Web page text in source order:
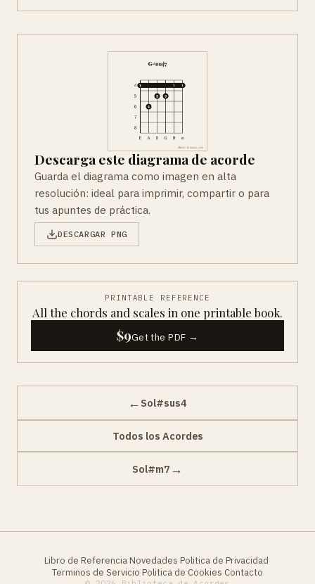
Descarga este diagrama de acorde
Guarda el diagrama como imagen en alta
resolución: ideal para imprimir, compartir o para
tus apuntes de práctica.
DESCARGAR PNG
PRINTABLE REFERENCE
All the chords and scales in one printable book.
$9Get the PDF →
← Sol#sus4
Todos los Acordes
Sol#m7 →
Libro de Referencia·Novedades·Politica de Privacidad·
Terminos de Servicio·Politica de Cookies·Contacto